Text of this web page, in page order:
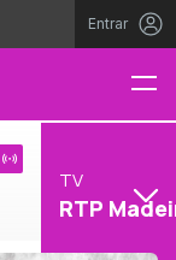
Entrar
TV
RTP